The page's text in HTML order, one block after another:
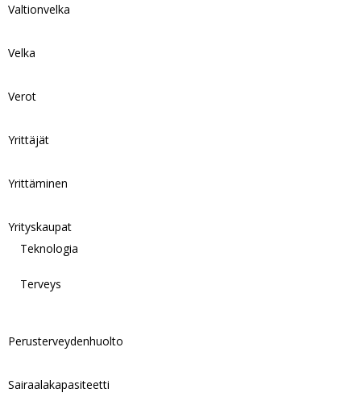
Valtionvelka
Velka
Verot
Yrittäjät
Yrittäminen
Yrityskaupat
Teknologia
Terveys
Perusterveydenhuolto
Sairaalakapasiteetti